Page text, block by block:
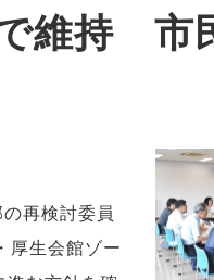
維持 市
再検討委員
厚生会館ゾー